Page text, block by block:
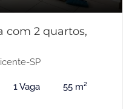
com 2 quartos,
SP
1 Vaga 55 m²